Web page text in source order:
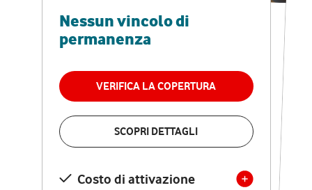
Nessun vincolo di
permanenza
VERIFICA LA COPERTURA
SCOPRI DETTAGLI
Costo di attivazione
RETE FISSA + VODAFONE CLUB
29,95€
permanenza
VERIFICA LA COPERTURA